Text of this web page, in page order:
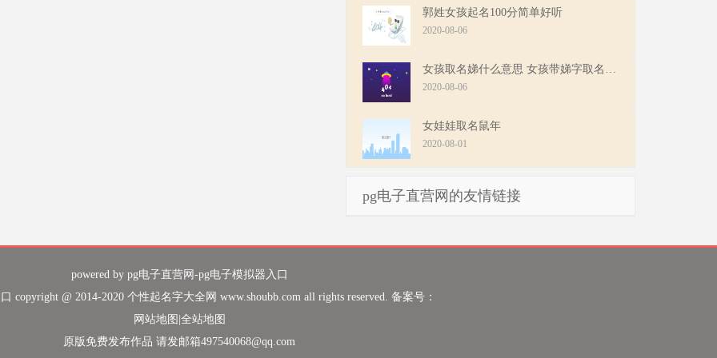
郭姓女孩起名100分简单好听
2020-08-06
2020-08-06
女娃娃取名鼠年
2020-08-01
pg电子直营网的友情链接
powered by pg电子直营网-pg电子模拟器入口
copyright @ 2014-2020 个性起名字大全网 www.shoubb.com all rights reserved. 备案号：
网站地图 全站地图
原版免费发布作品 请发邮箱497540068@qq.com